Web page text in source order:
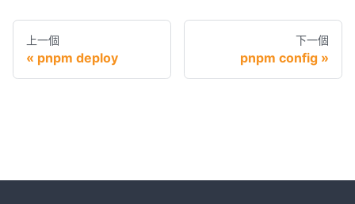
上一個
pnpm deploy
下一個
pnpm config